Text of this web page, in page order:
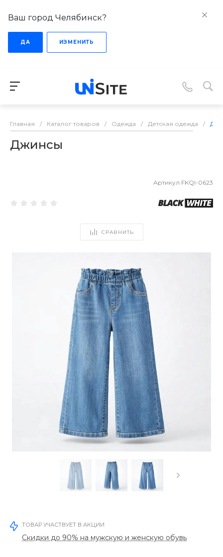
Ваш город Челябинск?
ДА ИЗМЕНИТЬ
Главная / Каталог товаров / Одежда / Детская одежда /
Джинсы
Артикул FKQI-0623
СРАВНИТЬ
ТОВАР УЧАСТВУЕТ В АКЦИИ
Скидки до 90% на мужскую и женскую обувь